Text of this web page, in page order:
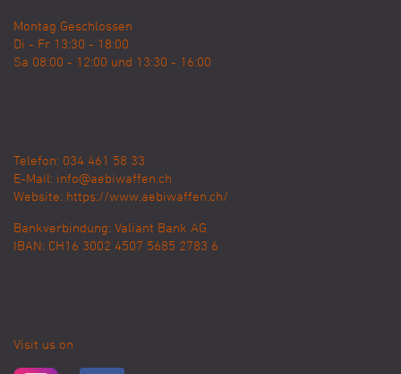
Montag Geschlossen
Di - Fr 13:30 - 18:00
Sa 08:00 - 12:00 und 13:30 - 16:00
Telefon: 034 461 58 33
E-Mail: info@aebiwaffen.ch
Website: https://www.aebiwaffen.ch/
Bankverbindung: Valiant Bank AG
IBAN: CH16 3002 4507 5685 2783 6
Visit us on